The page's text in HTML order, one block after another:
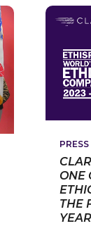
ONE
THE
YEAR